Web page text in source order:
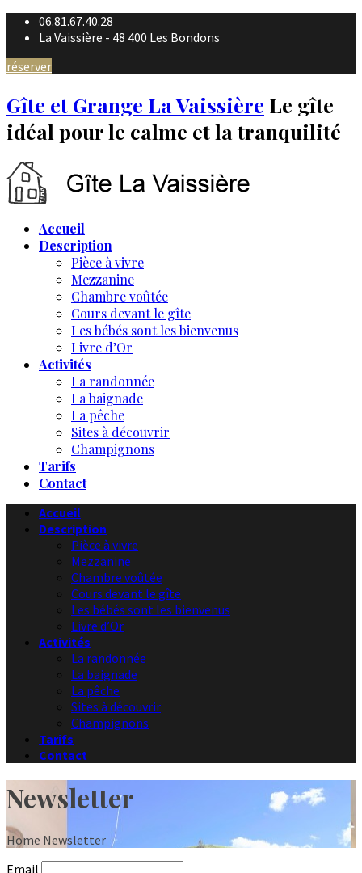
06.81.67.40.28
La Vaissière - 48 400 Les Bondons
réserver
Gîte et Grange La Vaissière Le gîte
idéal pour le calme et la tranquilité
Accueil
Description
Pièce à vivre
Mezzanine
Chambre voûtée
Cours devant le gîte
Les bébés sont les bienvenus
Livre d’Or
Activités
La randonnée
La baignade
La pêche
Sites à découvrir
Champignons
Tarifs
Contact
Accueil
Description
Pièce à vivre
Mezzanine
Chambre voûtée
Cours devant le gîte
Les bébés sont les bienvenus
Livre d’Or
Activités
La randonnée
La baignade
La pêche
Sites à découvrir
Champignons
Tarifs
Contact
Newsletter
Home Newsletter
Email